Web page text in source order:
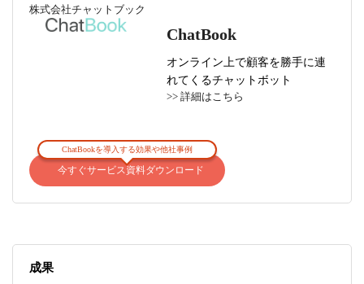
株式会社チャットブック
ChatBook
オンライン上で顧客を勝手に連
れてくるチャットボット
>> 詳細はこちら
ChatBookを導入する効果や他社事例
今すぐサービス資料ダウンロード
成果